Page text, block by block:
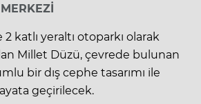
katlı yeraltı otoparkı olarak
Millet Düzü, çevrede bulunan
bir dış cephe tasarımı ile
geçirilecek.